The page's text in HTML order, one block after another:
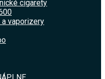
cigarety
vaporizery